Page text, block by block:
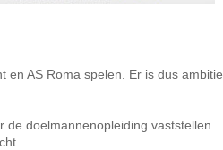
en AS Roma spelen. Er is dus ambitie
doelmannenopleiding vaststellen.